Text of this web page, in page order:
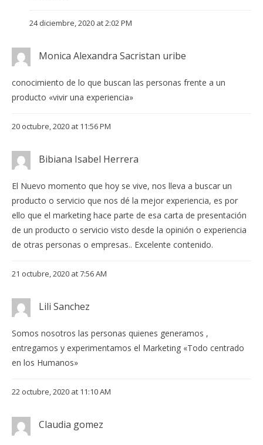
24 diciembre, 2020 at 2:02 PM
Monica Alexandra Sacristan uribe
conocimiento de lo que buscan las personas frente a un
producto «vivir una experiencia»
20 octubre, 2020 at 11:56 PM
Bibiana Isabel Herrera
El Nuevo momento que hoy se vive, nos lleva a buscar un
producto o servicio que nos dé la mejor experiencia, es por
ello que el marketing hace parte de esa carta de presentación
de un producto o servicio visto desde la opinión o experiencia
de otras personas o empresas.. Excelente contenido.
21 octubre, 2020 at 7:56 AM
Lili Sanchez
Somos nosotros las personas quienes generamos ,
entregamos y experimentamos el Marketing «Todo centrado
en los Humanos»
22 octubre, 2020 at 11:10 AM
Claudia gomez